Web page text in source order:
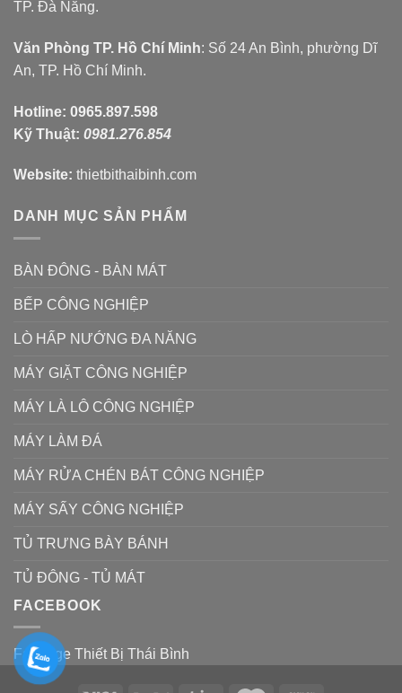
TP. Đà Nẵng.
Văn Phòng TP. Hồ Chí Minh: Số 24 An Bình, phường Dĩ
An, TP. Hồ Chí Minh.
Hotline: 0965.897.598
Kỹ Thuật: 0981.276.854
Website: thietbithaibinh.com
DANH MỤC SẢN PHẨM
BÀN ĐÔNG - BÀN MÁT
BẾP CÔNG NGHIỆP
LÒ HẤP NƯỚNG ĐA NĂNG
MÁY GIẶT CÔNG NGHIỆP
MÁY LÀ LÔ CÔNG NGHIỆP
MÁY LÀM ĐÁ
MÁY RỬA CHÉN BÁT CÔNG NGHIỆP
MÁY SẤY CÔNG NGHIỆP
TỦ TRƯNG BÀY BÁNH
TỦ ĐÔNG - TỦ MÁT
FACEBOOK
Fanpage Thiết Bị Thái Bình